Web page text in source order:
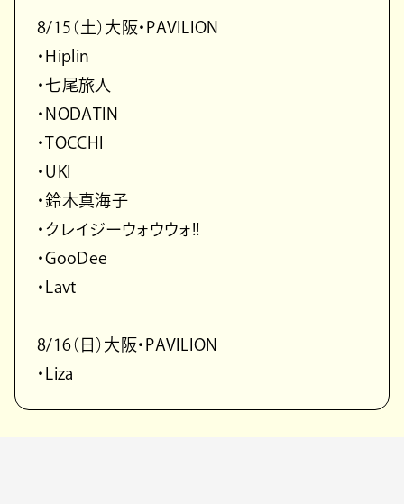
8/15（土）大阪・PAVILION
・Hiplin
・七尾旅人
・NODATIN
・TOCCHI
・UKI
・鈴木真海子
・クレイジーウォウウォ!!
・GooDee
・Lavt
8/16（日）大阪・PAVILION
・Liza